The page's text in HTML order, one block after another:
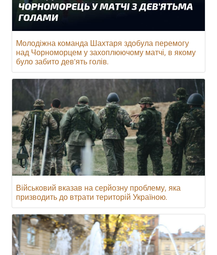
Молодіжна команда Шахтаря здобула перемогу
над Чорноморцем у захоплюючому матчі, в якому
було забито дев'ять голів.
Військовий вказав на серйозну проблему, яка
призводить до втрати територій Україною.